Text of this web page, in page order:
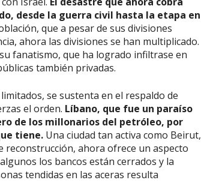
desde la guerra civil hasta la etapa en
que a pesar de sus divisiones
ahora las divisiones se han multiplicado.
fanatismo, que ha logrado infiltrase en
también privadas.
se sustenta en el respaldo de
el orden. Líbano, que fue un paraíso
de los millonarios del petróleo, por
tiene. Una ciudad tan activa como Beirut,
ahora ofrece un aspecto
los bancos están cerrados y la
tendidas en las aceras resulta